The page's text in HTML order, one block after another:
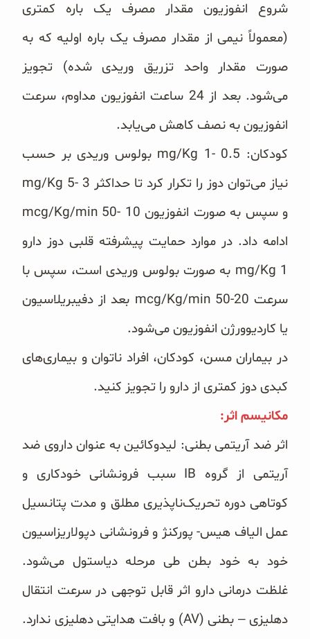
شروع انفوزیون مقدار مصرف یک باره کمتری
(معمولاً نیمی از مقدار مصرف یک ‏باره اولیه که به
صورت مقدار واحد تزریق وریدی شده) تجویز
می‌شود. بعد از 24 ساعت انفوزیون مداوم، سرعت
‏انفوزیون به نصف کاهش می‌یابد.
کودکان: ‏mg/Kg 1- 0.5‎‏ بولوس وریدی بر حسب
ادامه داد. در موارد حمایت پیشرفته قلبی دوز دارو
‏mg/Kg 1‎‏ به صورت ‏بولوس وریدی است، سپس با
سرعت ‏mcg/Kg/min 50-20‎‏ بعد از دفیبریلاسیون
یا کاردیوورژن انفوزیون می‌شود.
در بیماران مسن، کودکان، افراد ناتوان و بیماری‌های
کبدی دوز کمتری از دارو را تجویز کنید.
مکانیسم اثر:‏
اثر ضد آریتمی بطنی: لیدوکائین به عنوان داروی ضد
آریتمی از گروه ‏IB‏ سبب فرونشانی خودکاری و
کوتاهی دوره ‏تحریک‌ناپذیری مطلق و مدت پتانسیل
عمل الیاف هیس- پورکنژ و فرونشانی دپولاریزاسیون
خود به خود بطن طی مرحله ‏دیاستول می‌شود.
غلظت درمانی دارو اثر قابل توجهی در سرعت انتقال
دهلیزی – بطنی (‏AV‏) و بافت هدایتی دهلیزی ‏ندارد.